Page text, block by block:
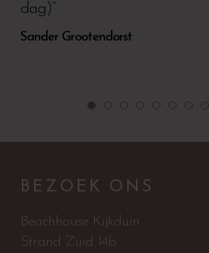
dag)”
Sander Grootendorst
BEZOEK ONS
Beachhouse Kijkduin
Strand Zuid 14b